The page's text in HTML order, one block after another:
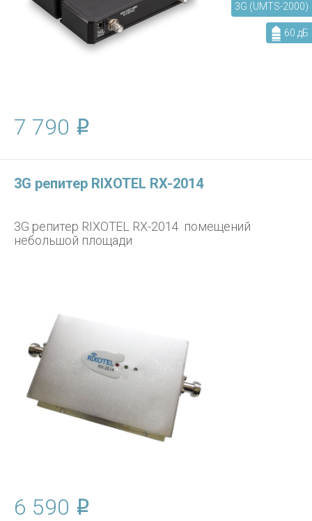
3G (UMTS-2000)
60 дБ
7 790
3G репитер RIXOTEL RX-2014
3G репитер RIXOTEL RX-2014 помещений
небольшой площади
6 590